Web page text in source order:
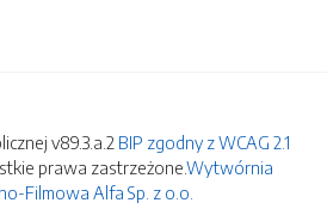
v89.3.a.2 BIP zgodny z WCAG 2.1
prawa zastrzeżone.Wytwórnia
Filmowa Alfa Sp. z o.o.